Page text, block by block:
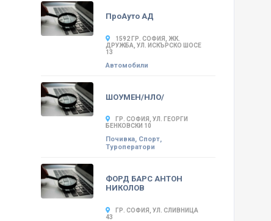
ПроАуто АД
1592 ГР. СОФИЯ, ЖК.
ДРУЖБА, УЛ. ИСКЪРСКО ШОСЕ
13
Автомобили
ШОУМЕН/НЛО/
ГР. СОФИЯ, УЛ. ГЕОРГИ
БЕНКОВСКИ 10
Почивка, Спорт,
Туроператори
ФОРД БАРС АНТОН
НИКОЛОВ
ГР. СОФИЯ, УЛ. СЛИВНИЦА
43